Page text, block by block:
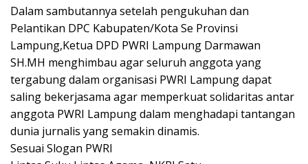
Dalam sambutannya setelah pengukuhan dan
Pelantikan DPC Kabupaten/Kota Se Provinsi
Lampung,Ketua DPD PWRI Lampung Darmawan
SH.MH menghimbau agar seluruh anggota yang
tergabung dalam organisasi PWRI Lampung dapat
saling bekerjasama agar memperkuat solidaritas antar
anggota PWRI Lampung dalam menghadapi tantangan
dunia jurnalis yang semakin dinamis.
Sesuai Slogan PWRI